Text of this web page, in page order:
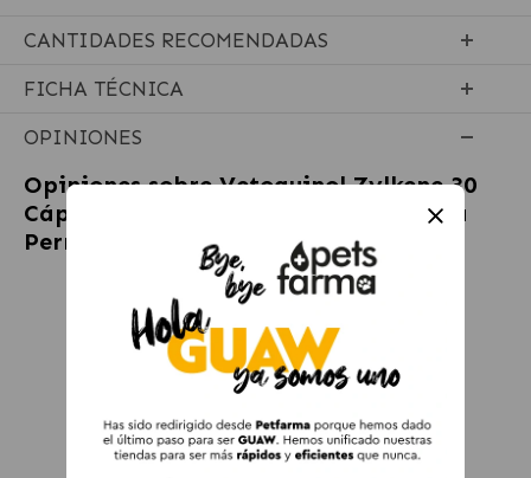
CANTIDADES RECOMENDADAS
FICHA TÉCNICA
OPINIONES
Opiniones sobreVetoquinol Zylkene 30
Cápsulas Tranquilizante Natural para
Perros y Gatos